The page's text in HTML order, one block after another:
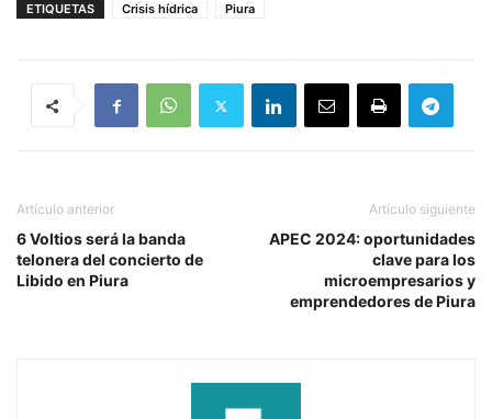
ETIQUETAS Crisis hídrica Piura
Artículo anterior
6 Voltios será la banda
telonera del concierto de
Libido en Piura
Artículo siguiente
APEC 2024: oportunidades
clave para los
microempresarios y
emprendedores de Piura